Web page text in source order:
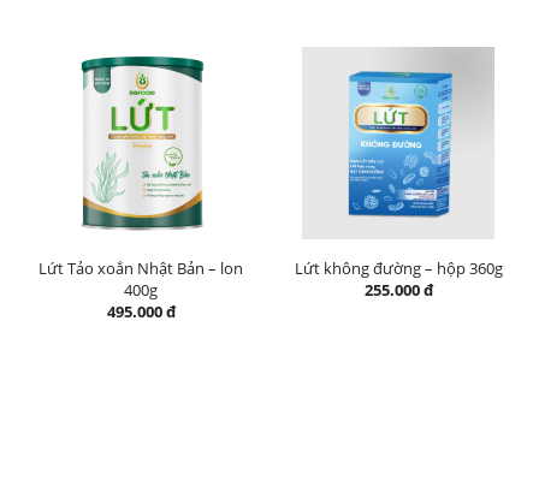
Lứt Tảo xoắn Nhật Bản – lon
400g
495.000 đ
Lứt không đường – hộp 360g
255.000 đ